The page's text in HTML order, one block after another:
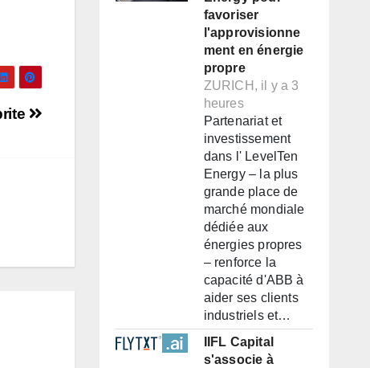
favoriser
l'approvisionne
ment en énergie
propre
ZURICH, il y a 3
heures
Partenariat et
investissement
dans l' LevelTen
Energy – la plus
grande place de
marché mondiale
dédiée aux
énergies propres
– renforce la
capacité d'ABB à
aider ses clients
industriels et…
IIFL Capital
s'associe à